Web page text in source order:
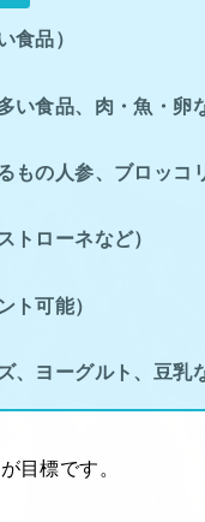
食品）
い食品、肉・魚・卵
もの人参、ブロッコ
トローネなど）
ト可能）
、ヨーグルト、豆乳
目標です。